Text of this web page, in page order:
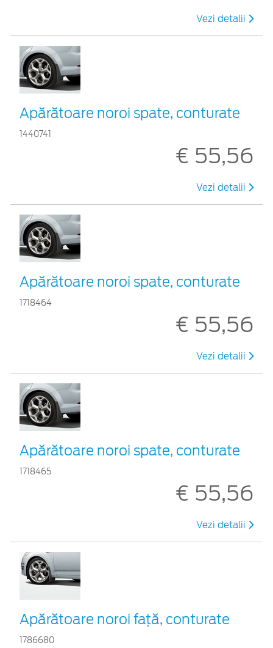
Vezi detalii
Apărătoare noroi spate, conturate
1440741
€ 55,56
Vezi detalii
Apărătoare noroi spate, conturate
1718464
€ 55,56
Vezi detalii
Apărătoare noroi spate, conturate
1718465
€ 55,56
Vezi detalii
Apărătoare noroi faţă, conturate
1786680